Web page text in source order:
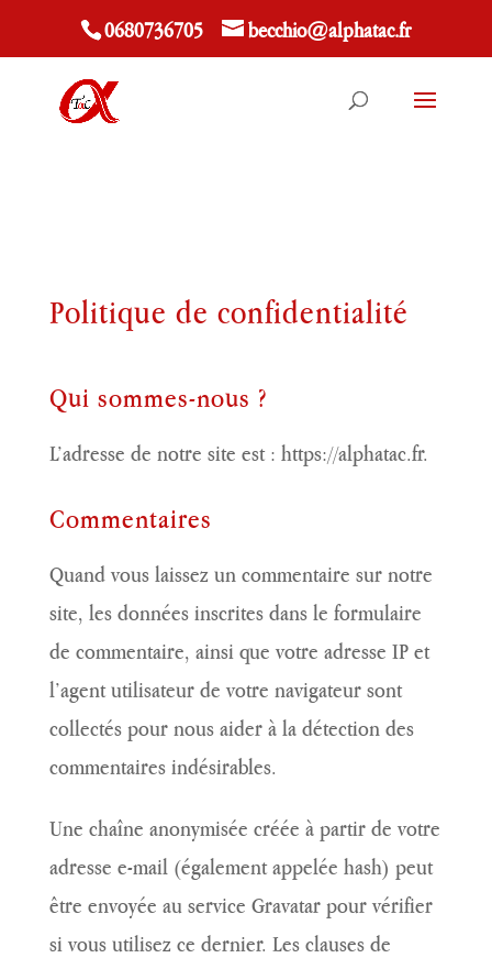
#main-header { -webkit-box-shadow: none; -moz-box-
shadow: none; box-shadow: none; }
0680736705 becchio@alphatac.fr
Politique de confidentialité
Qui sommes-nous ?
L’adresse de notre site est : https://alphatac.fr.
Commentaires
Quand vous laissez un commentaire sur notre
site, les données inscrites dans le formulaire
de commentaire, ainsi que votre adresse IP et
l’agent utilisateur de votre navigateur sont
collectés pour nous aider à la détection des
commentaires indésirables.
Une chaîne anonymisée créée à partir de votre
adresse e-mail (également appelée hash) peut
être envoyée au service Gravatar pour vérifier
si vous utilisez ce dernier. Les clauses de